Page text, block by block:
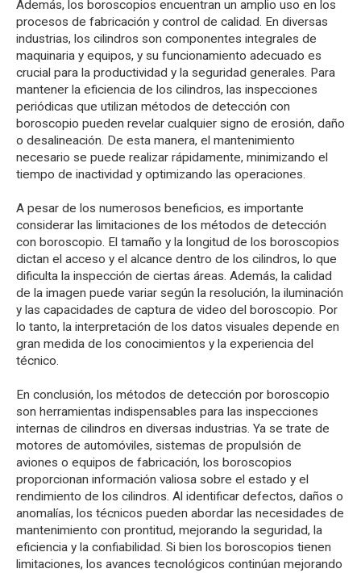
Además, los boroscopios encuentran un amplio uso en los
procesos de fabricación y control de calidad. En diversas
industrias, los cilindros son componentes integrales de
maquinaria y equipos, y su funcionamiento adecuado es
crucial para la productividad y la seguridad generales. Para
mantener la eficiencia de los cilindros, las inspecciones
periódicas que utilizan métodos de detección con
boroscopio pueden revelar cualquier signo de erosión, daño
o desalineación. De esta manera, el mantenimiento
necesario se puede realizar rápidamente, minimizando el
tiempo de inactividad y optimizando las operaciones.
A pesar de los numerosos beneficios, es importante
considerar las limitaciones de los métodos de detección
con boroscopio. El tamaño y la longitud de los boroscopios
dictan el acceso y el alcance dentro de los cilindros, lo que
dificulta la inspección de ciertas áreas. Además, la calidad
de la imagen puede variar según la resolución, la iluminación
y las capacidades de captura de video del boroscopio. Por
lo tanto, la interpretación de los datos visuales depende en
gran medida de los conocimientos y la experiencia del
técnico.
En conclusión, los métodos de detección por boroscopio
son herramientas indispensables para las inspecciones
internas de cilindros en diversas industrias. Ya se trate de
motores de automóviles, sistemas de propulsión de
aviones o equipos de fabricación, los boroscopios
proporcionan información valiosa sobre el estado y el
rendimiento de los cilindros. Al identificar defectos, daños o
anomalías, los técnicos pueden abordar las necesidades de
mantenimiento con prontitud, mejorando la seguridad, la
eficiencia y la confiabilidad. Si bien los boroscopios tienen
limitaciones, los avances tecnológicos continúan mejorando